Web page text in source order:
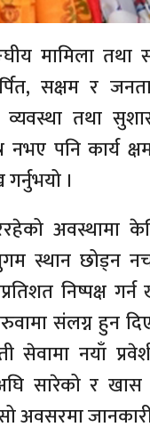
मामिला तथा
सक्षम र
तथा
नभए पनि कार्य
।
अवस्थामा
स्थान छोड्न
निष्पक्ष
संलग्न हुन
सेवामा नयाँ
सारेको र खास
अवसरमा